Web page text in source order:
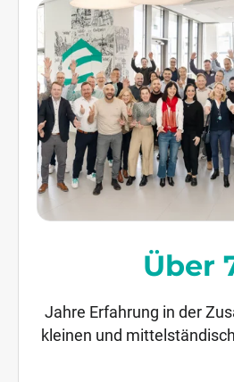
Über
Jahre Erfahrung in der
kleinen und